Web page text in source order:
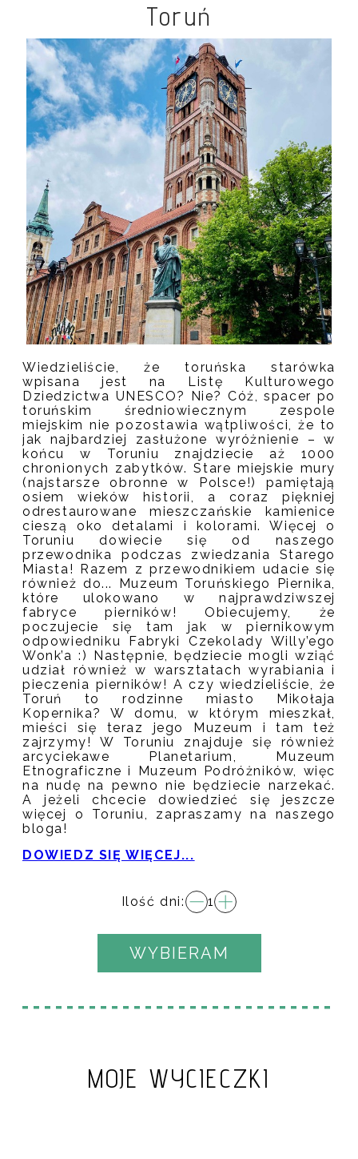
Toruń
Wiedzieliście, że toruńska starówka
wpisana jest na Listę Kulturowego
Dziedzictwa UNESCO? Nie? Cóż, spacer po
toruńskim średniowiecznym zespole
miejskim nie pozostawia wątpliwości, że to
jak najbardziej zasłużone wyróżnienie – w
końcu w Toruniu znajdziecie aż 1000
chronionych zabytków. Stare miejskie mury
(najstarsze obronne w Polsce!) pamiętają
osiem wieków historii, a coraz piękniej
odrestaurowane mieszczańskie kamienice
cieszą oko detalami i kolorami. Więcej o
Toruniu dowiecie się od naszego
przewodnika podczas zwiedzania Starego
Miasta! Razem z przewodnikiem udacie się
również do... Muzeum Toruńskiego Piernika,
które ulokowano w najprawdziwszej
fabryce pierników! Obiecujemy, że
poczujecie się tam jak w piernikowym
odpowiedniku Fabryki Czekolady Willy’ego
Wonk’a :) Następnie, będziecie mogli wziąć
udział również w warsztatach wyrabiania i
pieczenia pierników! A czy wiedzieliście, że
Toruń to rodzinne miasto Mikołaja
Kopernika? W domu, w którym mieszkał,
mieści się teraz jego Muzeum i tam też
zajrzymy! W Toruniu znajduje się również
arcyciekawe Planetarium, Muzeum
Etnograficzne i Muzeum Podróżników, więc
na nudę na pewno nie będziecie narzekać.
A jeżeli chcecie dowiedzieć się jeszcze
więcej o Toruniu, zapraszamy na naszego
bloga!
DOWIEDZ SIĘ WIĘCEJ...
Ilość dni: 1
WYBIERAM
MOJE WYCIECZKI